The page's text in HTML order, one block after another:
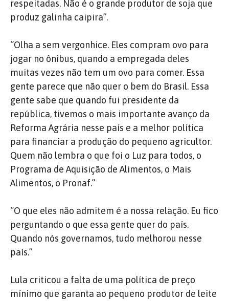
respeitadas. Não é o grande produtor de soja que
produz galinha caipira”.
“Olha a sem vergonhice. Eles compram ovo para
jogar no ônibus, quando a empregada deles
muitas vezes não tem um ovo para comer. Essa
gente parece que não quer o bem do Brasil. Essa
gente sabe que quando fui presidente da
república, tivemos o mais importante avanço da
Reforma Agrária nesse país e a melhor política
para financiar a produção do pequeno agricultor.
Quem não lembra o que foi o Luz para todos, o
Programa de Aquisição de Alimentos, o Mais
Alimentos, o Pronaf.”
“O que eles não admitem é a nossa relação. Eu fico
perguntando o que essa gente quer do país.
Quando nós governamos, tudo melhorou nesse
país.”
Lula criticou a falta de uma política de preço
mínimo que garanta ao pequeno produtor de leite